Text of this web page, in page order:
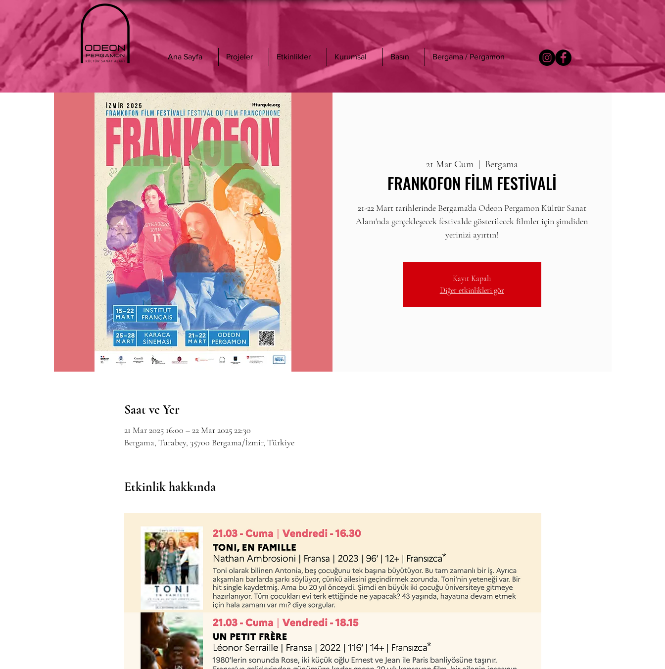
Ana Sayfa Projeler Etkinlikler Kurumsal Basın Bergama / Pergamon
21 Mar Cum
  |
Bergama
FRANKOFON FİLM FESTİVALİ
21-22 Mart tarihlerinde Bergama'da Odeon Pergamon Kültür Sanat
Alanı'nda gerçekleşecek festivalde gösterilecek filmler için şimdiden
yerinizi ayırtın!
Kayıt Kapalı
Diğer etkinlikleri gör
Saat ve Yer
21 Mar 2025 16:00 – 22 Mar 2025 22:30
Bergama, Turabey, 35700 Bergama/İzmir, Türkiye
Etkinlik hakkında